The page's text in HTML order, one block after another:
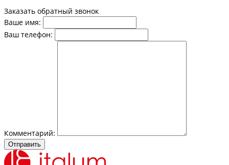
Заказать обратный звонок
Ваше имя:
Ваш телефон:
Комментарий:
Отправить